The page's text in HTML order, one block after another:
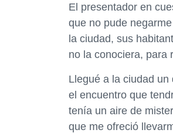
El presentador en
que no pude
la ciudad, sus
no la conociera, para
Llegué a la ciudad
el encuentro que
tenía un aire de
que me ofreció